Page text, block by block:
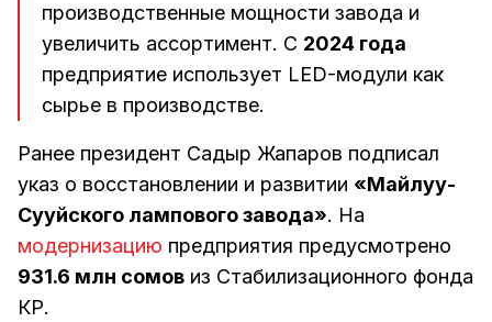
производственные мощности завода и
увеличить ассортимент. С 2024 года
предприятие использует LED-модули как
сырье в производстве.
Ранее президент Садыр Жапаров подписал
указ о восстановлении и развитии «Майлуу-
Сууйского лампового завода». На
модернизацию предприятия предусмотрено
931.6 млн сомов из Стабилизационного фонда
КР.